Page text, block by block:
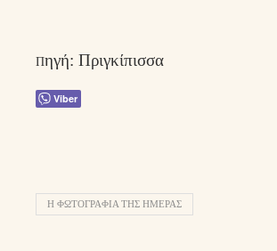
Πηγή: Πριγκίπισσα
Viber
Η ΦΩΤΟΓΡΑΦΊΑ ΤΗΣ ΗΜΈΡΑΣ